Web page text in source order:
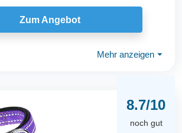
Verstellbar...
Zum Angebot
Mehr anzeigen ⏷
8.7/10
noch gut